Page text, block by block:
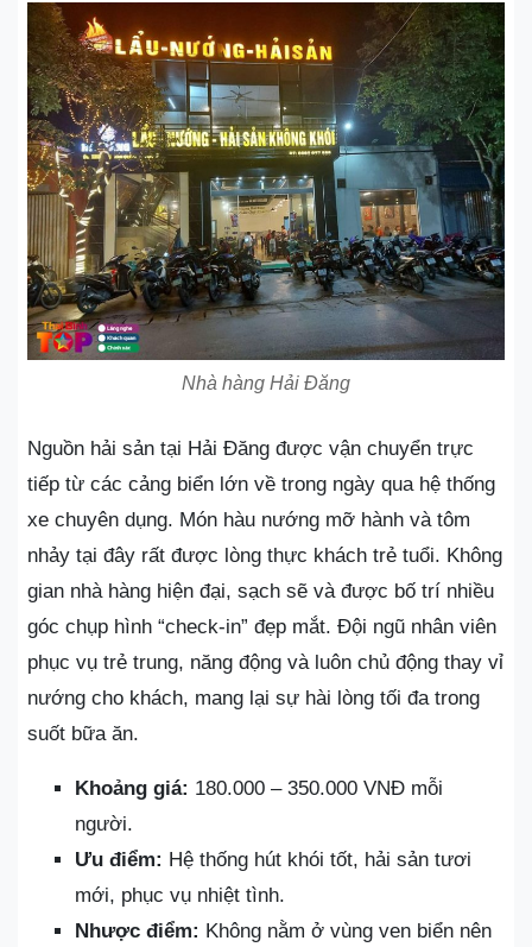
Nhà hàng Hải Đăng
Nguồn hải sản tại Hải Đăng được vận chuyển trực
tiếp từ các cảng biển lớn về trong ngày qua hệ thống
xe chuyên dụng. Món hàu nướng mỡ hành và tôm
nhảy tại đây rất được lòng thực khách trẻ tuổi. Không
gian nhà hàng hiện đại, sạch sẽ và được bố trí nhiều
góc chụp hình “check-in” đẹp mắt. Đội ngũ nhân viên
phục vụ trẻ trung, năng động và luôn chủ động thay vỉ
nướng cho khách, mang lại sự hài lòng tối đa trong
suốt bữa ăn.
Khoảng giá: 180.000 – 350.000 VNĐ mỗi
người.
Ưu điểm: Hệ thống hút khói tốt, hải sản tươi
mới, phục vụ nhiệt tình.
Nhược điểm: Không nằm ở vùng ven biển nên